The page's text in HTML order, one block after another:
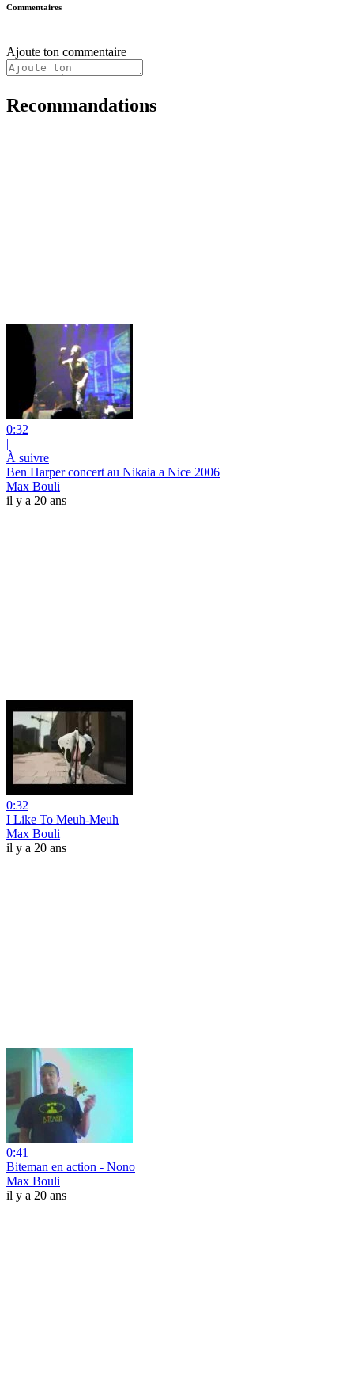
Commentaires
Ajoute ton commentaire
Recommandations
0:32
|
À suivre
Ben Harper concert au Nikaia a Nice 2006
Max Bouli
il y a 20 ans
0:32
I Like To Meuh-Meuh
Max Bouli
il y a 20 ans
0:41
Biteman en action - Nono
Max Bouli
il y a 20 ans